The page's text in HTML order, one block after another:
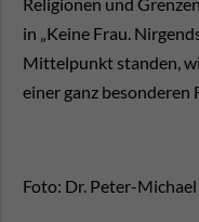
Religionen und
in „Keine Frau.
Mittelpunkt standen,
einer ganz besonderen
Foto: Dr. Peter-Michael